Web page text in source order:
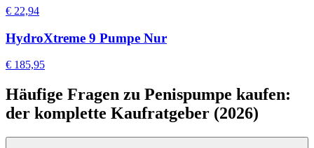
€ 22,94
HydroXtreme 9 Pumpe Nur
€ 185,95
Häufige Fragen zu Penispumpe kaufen:
der komplette Kaufratgeber (2026)